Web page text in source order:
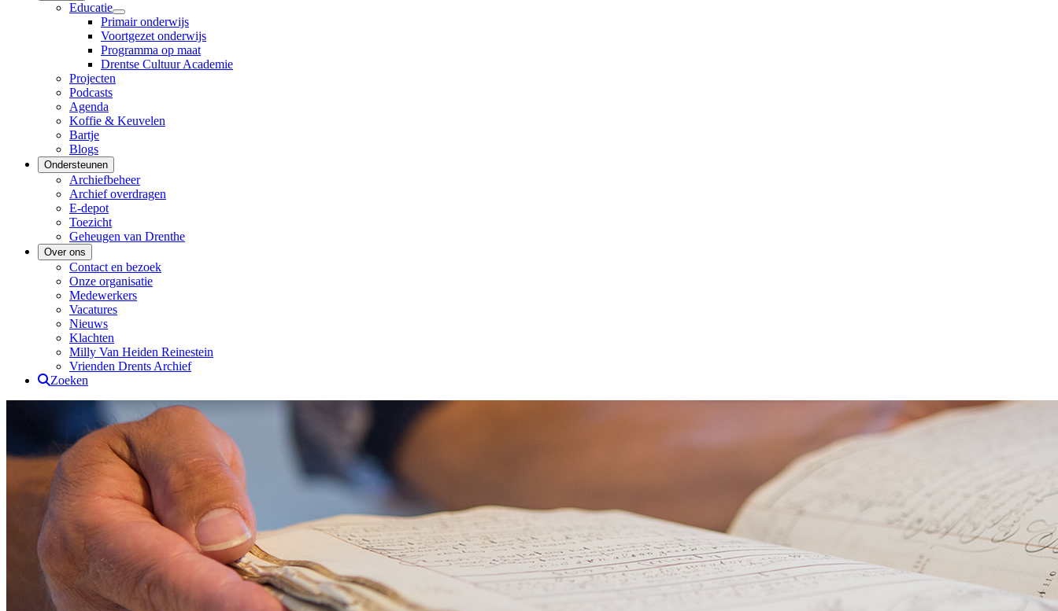
Educatie
Primair onderwijs
Voortgezet onderwijs
Programma op maat
Drentse Cultuur Academie
Projecten
Podcasts
Agenda
Koffie & Keuvelen
Bartje
Blogs
Ondersteunen
Archiefbeheer
Archief overdragen
E-depot
Toezicht
Geheugen van Drenthe
Over ons
Contact en bezoek
Onze organisatie
Medewerkers
Vacatures
Nieuws
Klachten
Milly Van Heiden Reinestein
Vrienden Drents Archief
Zoeken
Drents Archief